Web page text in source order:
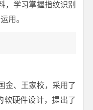
，学习掌握指纹识别
用。
金、王家校，采用了
软硬件设计，提出了